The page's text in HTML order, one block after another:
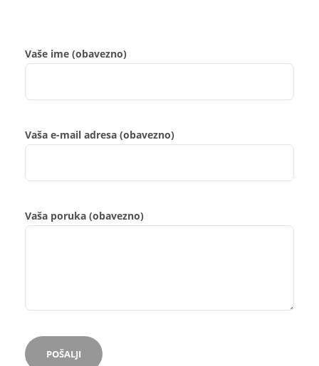
Vaše ime (obavezno)
Vaša e-mail adresa (obavezno)
Vaša poruka (obavezno)